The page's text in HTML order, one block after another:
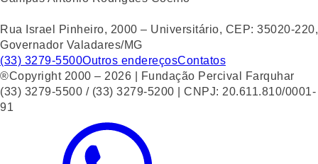
Rua Israel Pinheiro, 2000 – Universitário, CEP: 35020-220,
Governador Valadares/MG
(33) 3279-5500Outros endereçosContatos
®Copyright 2000 – 2026 | Fundação Percival Farquhar
(33) 3279-5500 / (33) 3279-5200 | CNPJ: 20.611.810/0001-
91